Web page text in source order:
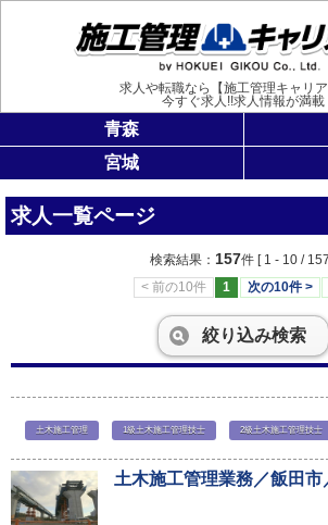
求人や転職なら【施工管理キャリア
今すぐ求人!!求人情報が満載
青森
宮城
求人一覧ページ
検索結果： 157件 [ 1 - 10 /
< 前の10件
1 次の10件 >
絞り込み検索
土木施工管理 1級土木施工管理技士 2級土木施工管理技士
土木施工管理業務／飯田